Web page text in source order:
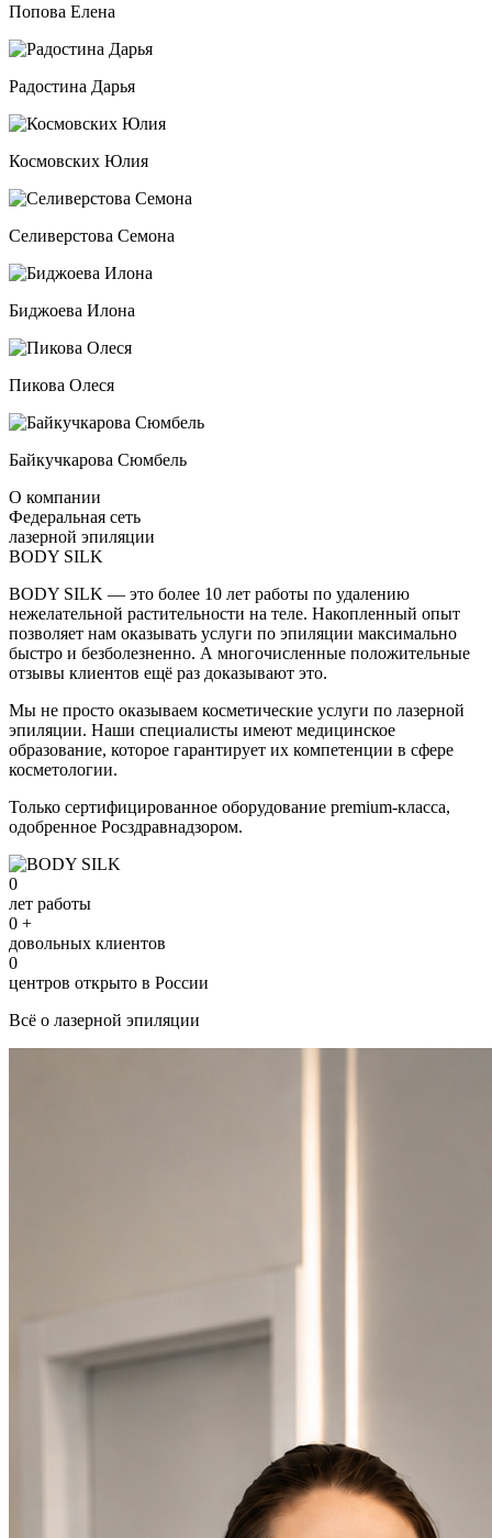
Попова Елена
Радостина Дарья
Космовских Юлия
Селиверстова Семона
Биджоева Илона
Пикова Олеся
Байкучкарова Сюмбель
О компании
Федеральная сеть
лазерной эпиляции
BODY SILK
BODY SILK — это более 10 лет работы по удалению
нежелательной растительности на теле. Накопленный опыт
позволяет нам оказывать услуги по эпиляции максимально
быстро и безболезненно. А многочисленные положительные
отзывы клиентов ещё раз доказывают это.
Мы не просто оказываем косметические услуги по лазерной
эпиляции. Наши специалисты имеют медицинское
образование, которое гарантирует их компетенции в сфере
косметологии.
Только сертифицированное оборудование premium-класса,
одобренное Росздравнадзором.
0
лет работы
0 +
довольных клиентов
0
центров открыто в России
Всё о лазерной эпиляции